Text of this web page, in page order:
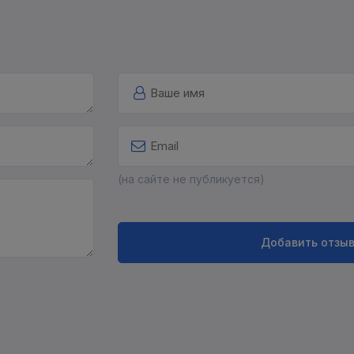
(на сайте не публикуется)
Добавить отзыв